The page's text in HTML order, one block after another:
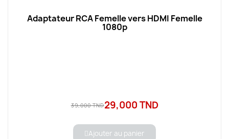
Adaptateur RCA Femelle vers HDMI Femelle
1080p
39,000 TND29,000 TND
Ajouter au panier